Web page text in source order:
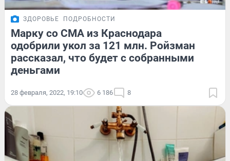
ЗДОРОВЬЕ ПОДРОБНОСТИ
Марку со СМА из Краснодара
одобрили укол за 121 млн. Ройзман
рассказал, что будет с собранными
деньгами
28 февраля, 2022, 19:10 6 186 8